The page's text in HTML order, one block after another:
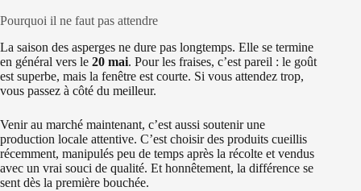
Pourquoi il ne faut pas attendre
La saison des asperges ne dure pas longtemps. Elle se termine
en général vers le 20 mai. Pour les fraises, c’est pareil : le goût
est superbe, mais la fenêtre est courte. Si vous attendez trop,
vous passez à côté du meilleur.
Venir au marché maintenant, c’est aussi soutenir une
production locale attentive. C’est choisir des produits cueillis
récemment, manipulés peu de temps après la récolte et vendus
avec un vrai souci de qualité. Et honnêtement, la différence se
sent dès la première bouchée.